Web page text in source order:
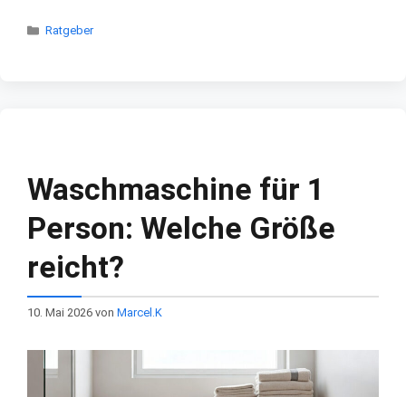
Kategorien
Ratgeber
Waschmaschine für 1
Person: Welche Größe
reicht?
10. Mai 2026 von Marcel.K